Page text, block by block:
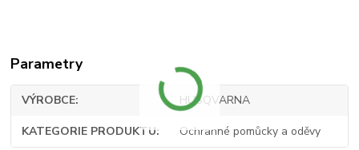
Parametry
VÝROBCE HUSQVARNA
KATEGORIE PRODUKTU Ochranné pomůcky a oděvy